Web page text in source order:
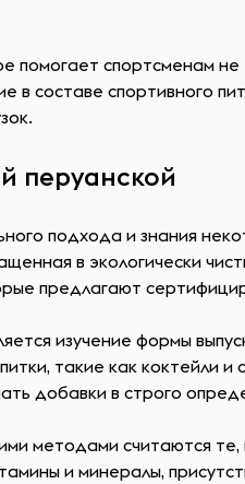
спортсменам не
составе спортивного
перуанской
подхода и знания
в экологически
предлагают
изучение формы
такие как коктейли
добавки в строго
методами считаются
и минералы,